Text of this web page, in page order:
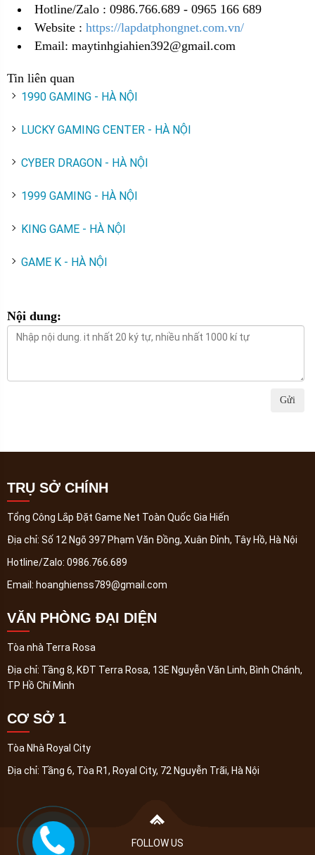
Hotline/Zalo : 0986.766.689 - 0965 166 689
Website : https://lapdatphongnet.com.vn/
Email: maytinhgiahien392@gmail.com
Tin liên quan
1990 GAMING - HÀ NỘI
LUCKY GAMING CENTER - HÀ NỘI
CYBER DRAGON - HÀ NỘI
1999 GAMING - HÀ NỘI
KING GAME - HÀ NỘI
GAME K - HÀ NỘI
Nội dung:
Gửi
TRỤ SỞ CHÍNH
Tổng Công Lắp Đặt Game Net Toàn Quốc Gia Hiến
Địa chỉ: Số 12 Ngõ 397 Phạm Văn Đồng, Xuân Đỉnh, Tây Hồ, Hà Nội
Hotline/Zalo: 0986.766.689
Email: hoanghienss789@gmail.com
VĂN PHÒNG ĐẠI DIỆN
Tòa nhà Terra Rosa
Địa chỉ: Tầng 8, KĐT Terra Rosa, 13E Nguyễn Văn Linh, Bình Chánh,
TP Hồ Chí Minh
CƠ SỞ 1
Tòa Nhà Royal City
Địa chỉ: Tầng 6, Tòa R1, Royal City, 72 Nguyễn Trãi, Hà Nội
FOLLOW US